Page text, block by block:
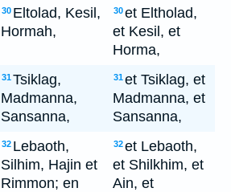
30 Eltolad, Kesil,
Hormah,
30et Eltholad,
et Kesil, et
Horma,
31Tsiklag,
Madmanna,
Sansanna,
31et Tsiklag, et
Madmanna, et
Sansanna,
32 Lebaoth,
Silhim, Hajin et
Rimmon; en
32et Lebaoth,
et Shilkhim, et
Ain, et